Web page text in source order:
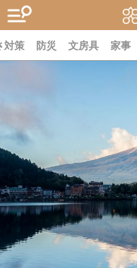
対策 防災 文房具 家事